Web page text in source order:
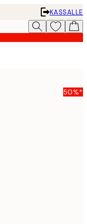
KASSALLE
50%*